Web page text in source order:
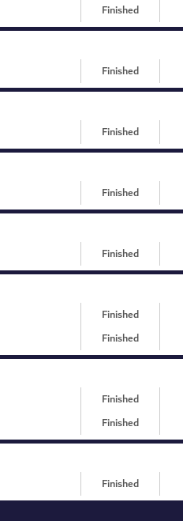
Finished
Finished
Finished
Finished
Finished
Finished
Finished
Finished
Finished
Finished